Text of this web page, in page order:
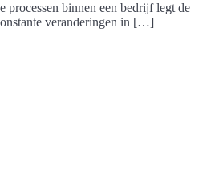
processen binnen een bedrijf legt de
veranderingen in […]